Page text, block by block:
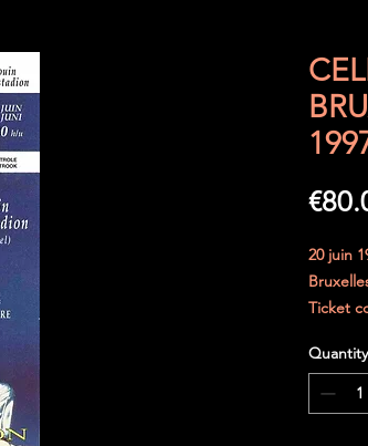
20 juin
Ticket
Il n' a
Envoi
Quantity